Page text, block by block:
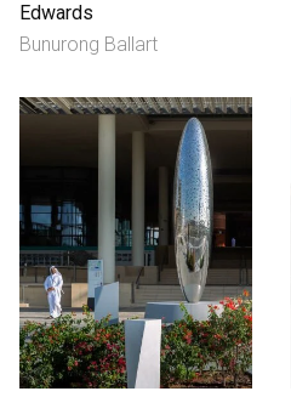
Edwards
Bunurong Ballart